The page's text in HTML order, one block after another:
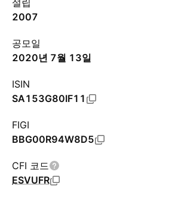
설립
2007
공모일
2020년 7월 13일
ISIN
SA153G80IF11
FIGI
BBG00R94W8D5
CFI 코드
ESVUFR